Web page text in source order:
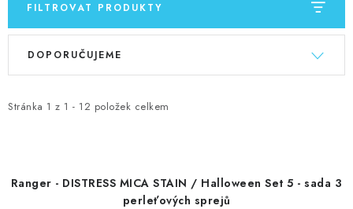
Jak nakupovat
FILTROVAT PRODUKTY
V
i
r
Stránka 1 z 1 - 12 položek celkem
Ř
e
p
DOPORUČUJEME
Ranger - DISTRESS MICA STAIN / Halloween Set 5 - sada 3
perleťových sprejů